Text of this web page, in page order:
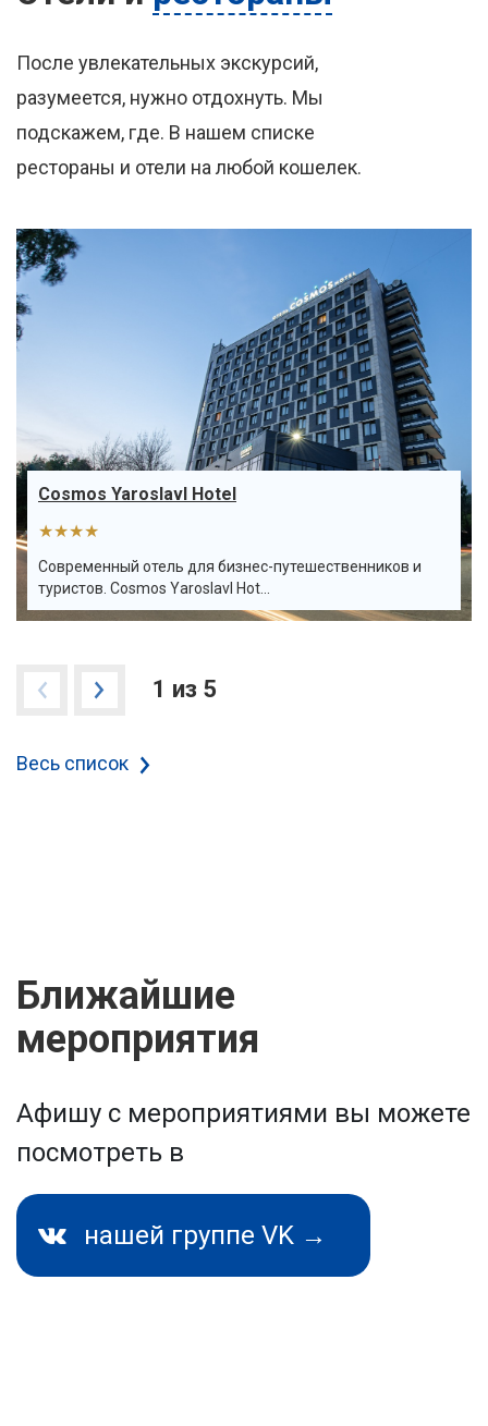
После увлекательных экскурсий,
разумеется, нужно отдохнуть. Мы
подскажем, где. В нашем списке
рестораны и отели на любой кошелек.
Cosmos Yaroslavl Hotel
★★★★
Современный отель для бизнес-путешественников и
туристов. Cosmos Yaroslavl Hot...
1 из 5
Весь список
Ближайшие
мероприятия
Афишу с мероприятиями вы можете
посмотреть в
нашей группе VK →